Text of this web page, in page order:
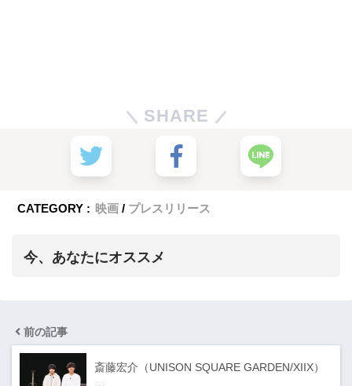
SHARE
CATEGORY : 映画 プレスリリース
今、あなたにオススメ
前の記事
斎藤宏介（UNISON SQUARE GARDEN/XIIX）
…